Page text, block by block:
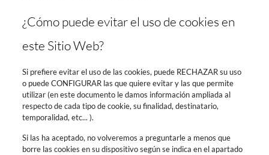
¿Cómo puede evitar el uso de cookies en
este Sitio Web?
Si prefiere evitar el uso de las cookies, puede RECHAZAR su uso
o puede CONFIGURAR las que quiere evitar y las que permite
utilizar (en este documento le damos información ampliada al
respecto de cada tipo de cookie, su finalidad, destinatario,
temporalidad, etc... ).
Si las ha aceptado, no volveremos a preguntarle a menos que
borre las cookies en su dispositivo según se indica en el apartado